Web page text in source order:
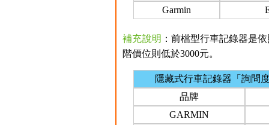
Garmin
補充說明 ：前檔型行車記錄器是
階價位則低於3000元。
隱藏式行車記錄器「詢問
品牌
GARMIN